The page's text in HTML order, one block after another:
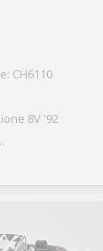
CH6110
8V '92